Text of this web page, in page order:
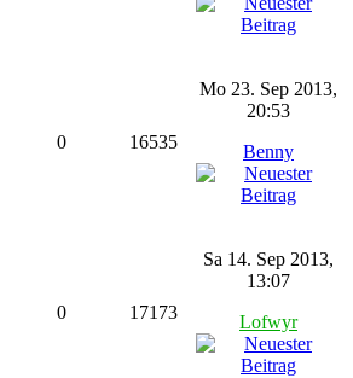
0 16535
Mo 23. Sep 2013,
20:53
Benny
0 17173
Sa 14. Sep 2013,
13:07
Lofwyr